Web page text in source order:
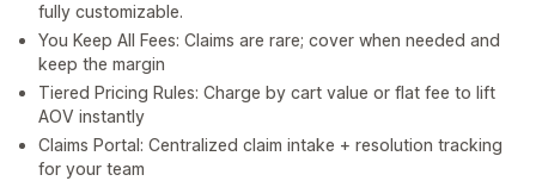
fully customizable.
You Keep All Fees: Claims are rare; cover when needed and
keep the margin
Tiered Pricing Rules: Charge by cart value or flat fee to lift
AOV instantly
Claims Portal: Centralized claim intake + resolution tracking
for your team